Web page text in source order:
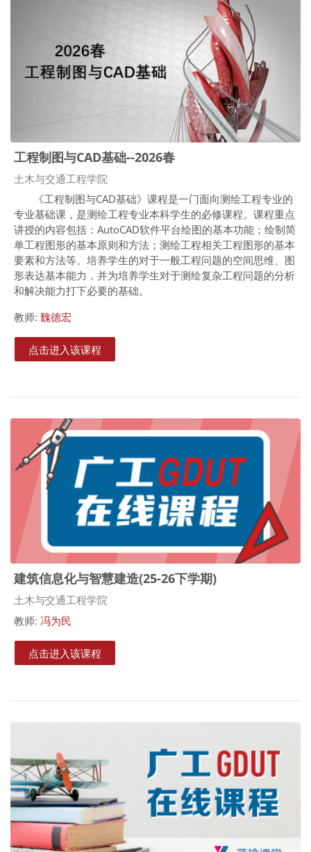
工程制图与CAD基础--2026春
课程类别
土木与交通工程学院
《工程制图与CAD基础》课程是一门面向测绘工程专业的
专业基础课，是测绘工程专业本科学生的必修课程。课程重点
讲授的内容包括： AutoCAD软件平台绘图的基本功能；绘制简
单工程图形的基本原则和方法；测绘工程相关工程图形的基本
要素和方法等。培养学生的对于一般工程问题的空间思维、图
形表达基本能力，并为培养学生对于测绘复杂工程问题的分析
和解决能力打下必要的基础。
教师: 魏德宏
点击进入该课程
建筑信息化与智慧建造(25-26下学期)
课程类别
土木与交通工程学院
教师: 冯为民
点击进入该课程